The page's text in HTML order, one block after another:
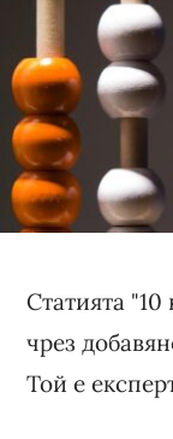
Статията
чрез
Той е